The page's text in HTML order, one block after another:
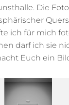
Die
ich für mich
darf ich sie
Euch ein